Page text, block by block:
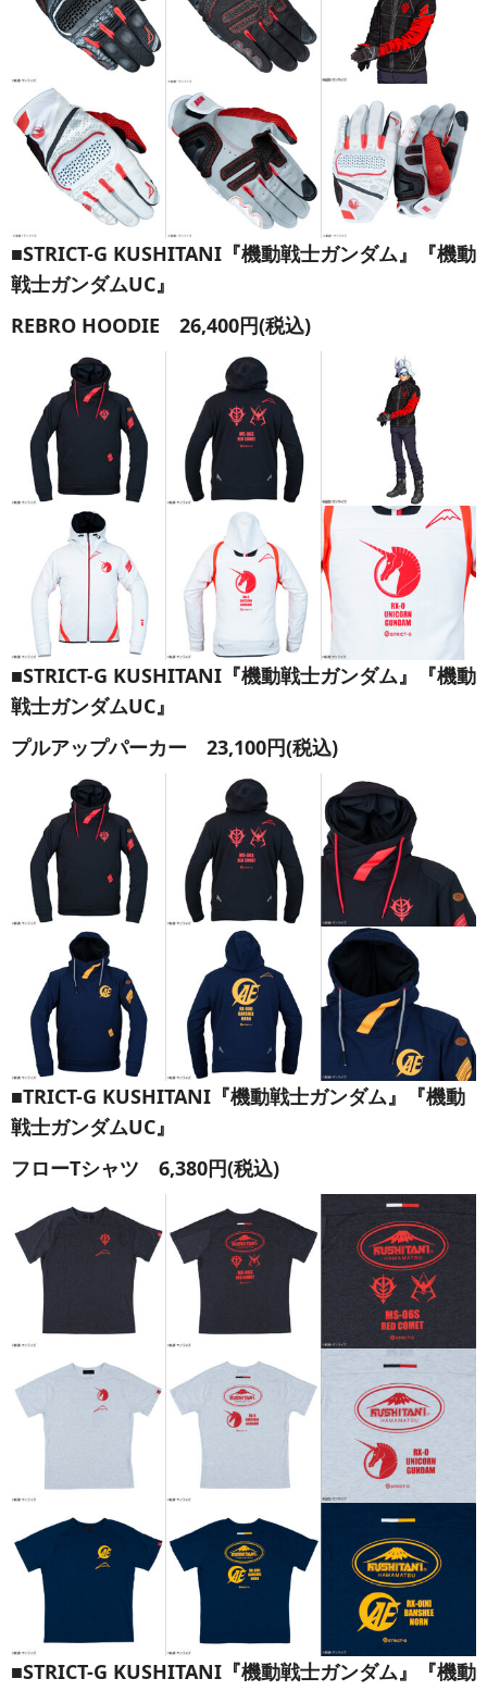
■STRICT-G KUSHITANI『機動戦士ガンダム』『機動
戦士ガンダムUC』
REBRO HOODIE 26,400円(税込)
■STRICT-G KUSHITANI『機動戦士ガンダム』『機動
戦士ガンダムUC』
プルアップパーカー 23,100円(税込)
■TRICT-G KUSHITANI『機動戦士ガンダム』『機動
戦士ガンダムUC』
フローTシャツ 6,380円(税込)
■STRICT-G KUSHITANI『機動戦士ガンダム』『機動